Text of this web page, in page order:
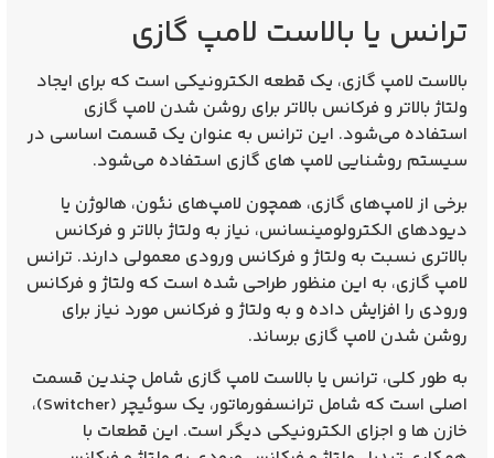
ترانس‌ یا بالاست لامپ گازی
بالاست لامپ گازی، یک قطعه الکترونیکی است که برای ایجاد
ولتاژ بالاتر و فرکانس بالاتر برای روشن شدن لامپ گازی
استفاده می‌شود. این ترانس به عنوان یک قسمت اساسی در
سیستم روشنایی لامپ‌ های گازی استفاده می‌شود.
برخی از لامپ‌های گازی، همچون لامپ‌های نئون، هالوژن یا
دیودهای الکترولومینسانس، نیاز به ولتاژ بالاتر و فرکانس
بالاتری نسبت به ولتاژ و فرکانس ورودی معمولی دارند. ترانس
لامپ گازی، به این منظور طراحی شده است که ولتاژ و فرکانس
ورودی را افزایش داده و به ولتاژ و فرکانس مورد نیاز برای
روشن شدن لامپ گازی برساند.
به طور کلی، ترانس یا بالاست لامپ گازی شامل چندین قسمت
اصلی است که شامل ترانسفورماتور، یک سوئیچر (Switcher)،
خازن‌ ها و اجزای الکترونیکی دیگر است. این قطعات با